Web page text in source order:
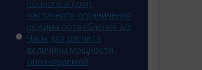
полного и (или)
частичного ограничения
режима потребления э/э
Часы для расчета
величины мощности,
оплачиваемой